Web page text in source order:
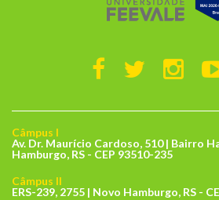
Câmpus I
Av. Dr. Maurício Cardoso, 510 | Bairro
Hamburgo, RS - CEP 93510-235
Câmpus II
ERS-239, 2755 | Novo Hamburgo, RS -